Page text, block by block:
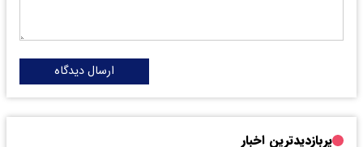
ارسال دیدگاه
پربازدیدترین اخبار